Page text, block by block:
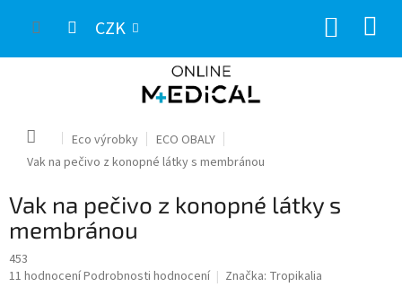
CZK
Domů Eco výrobky
ECO OBALY
Vak na pečivo z konopné látky s membránou
Vak na pečivo z konopné látky s
membránou
453
Průměrné
11 hodnoceníPodrobnosti hodnocení Značka: Tropikalia